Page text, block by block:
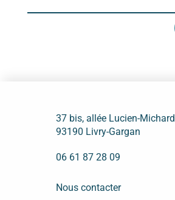
37 bis, allée Lucien-Michard
93190 Livry-Gargan
06 61 87 28 09
Nous contacter